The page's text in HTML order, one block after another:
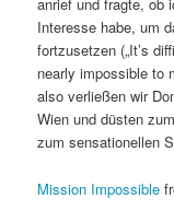
anrief und fragte, ob
Interesse habe, um
fortzusetzen („It’s
nearly impossible to
also verließen wir
Wien und düsten
zum sensationellen
Mission Impossible